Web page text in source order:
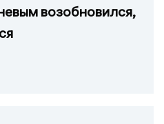
возобновился,